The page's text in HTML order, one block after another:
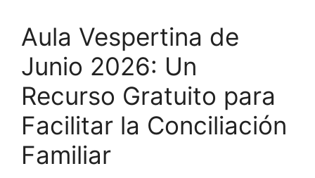
Aula Vespertina de
Junio 2026: Un
Recurso Gratuito para
Facilitar la Conciliación
Familiar